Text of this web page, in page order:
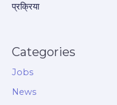
प्रक्रिया
Categories
Jobs
News